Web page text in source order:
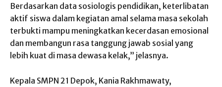
Berdasarkan data sosiologis pendidikan, keterlibatan
aktif siswa dalam kegiatan amal selama masa sekolah
terbukti mampu meningkatkan kecerdasan emosional
dan membangun rasa tanggung jawab sosial yang
lebih kuat di masa dewasa kelak,” jelasnya.
Kepala SMPN 21 Depok, Kania Rakhmawaty,